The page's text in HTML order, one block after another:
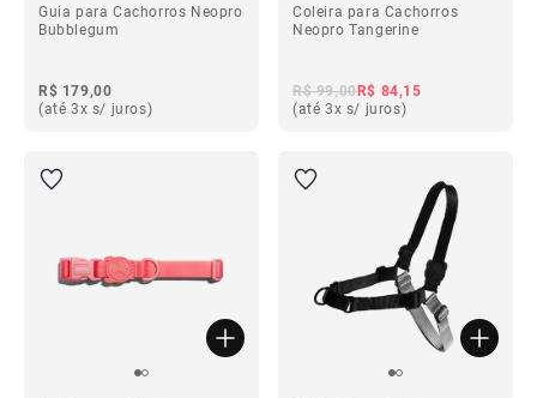
Guia para Cachorros Neopro
Bubblegum
R$ 179,00
(até 3x s/ juros)
Coleira para Cachorros
Neopro Tangerine
R$ 99,00R$ 84,15
(até 3x s/ juros)